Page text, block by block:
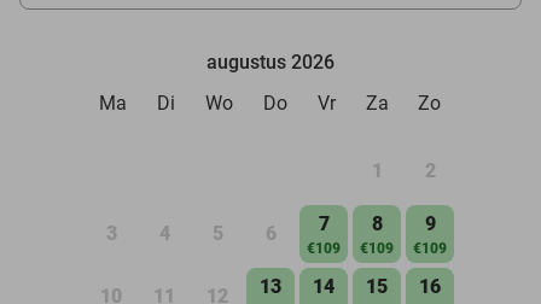
augustus 2026
Ma
Di Wo Do Vr Za Zo
1 2
3 4 5 6 7
€109
8
€109
9
€109
10 11 12 13 14 15 16